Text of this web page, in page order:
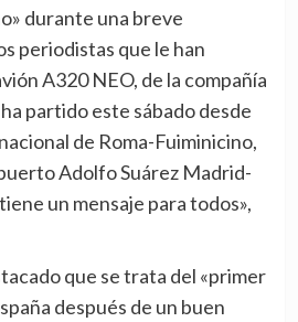
durante una breve
periodistas que le han
A320 NEO, de la compañía
partido este sábado desde
de Roma-Fuiminicino,
Adolfo Suárez Madrid-
un mensaje para todos»,
después de un buen